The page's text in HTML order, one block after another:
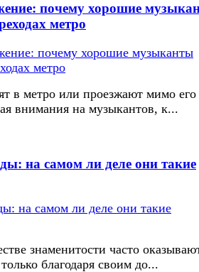
почему хорошие
метро
в метро или проезжают мимо его
внимания на музыкантов, к...
на самом ли деле они такие
знаменитости часто
благодаря своим до...